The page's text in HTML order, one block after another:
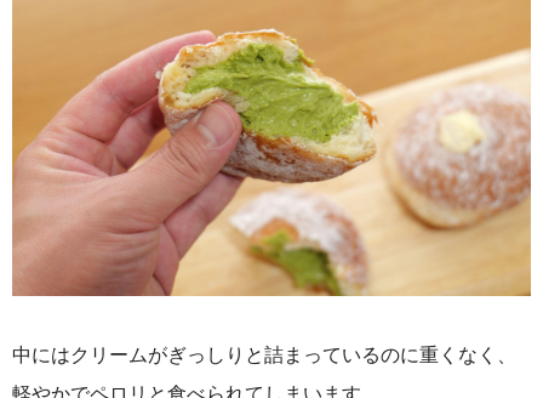
中にはクリームがぎっしりと詰まっているのに重くなく、
軽やかでペロリと食べられてしまいます。